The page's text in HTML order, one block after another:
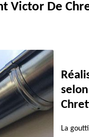
Victor De
La